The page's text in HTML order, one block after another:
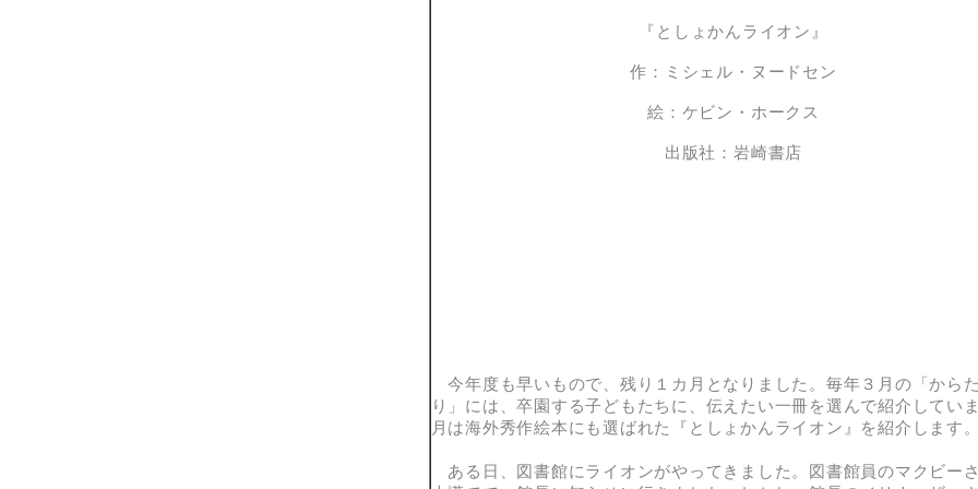
『としょかんライオン』
作：ミシェル・ヌードセン
絵：ケビン・ホークス
出版社：岩崎書店
今年度も早いもので、残り１カ月となりました。毎年３月の「から
り」には、卒園する子どもたちに、伝えたい一冊を選んで紹介してい
月は海外秀作絵本にも選ばれた『としょかんライオン』を紹介します。
ある日、図書館にライオンがやってきました。図書館員のマクビーさ